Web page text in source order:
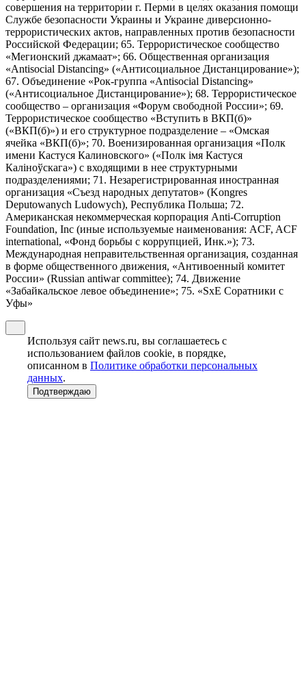
совершения на территории г. Перми в целях оказания помощи
Службе безопасности Украины и Украине диверсионно-
террористических актов, направленных против безопасности
Российской Федерации; 65. Террористическое сообщество
«Мегионский джамаат»; 66. Общественная организация
«Antisocial Distancing» («Антисоциальное Дистанцирование»);
67. Объединение «Рок-группа «Antisocial Distancing»
(«Антисоциальное Дистанцирование»); 68. Террористическое
сообщество – организация «Форум свободной России»; 69.
Террористическое сообщество «Вступить в ВКП(б)»
(«ВКП(б)») и его структурное подразделение – «Омская
ячейка «ВКП(б)»; 70. Военизированная организация «Полк
имени Кастуся Калиновского» («Полк iмя Кастуся
Калiноўскага») с входящими в нее структурными
подразделениями; 71. Незарегистрированная иностранная
организация «Съезд народных депутатов» (Kongres
Deputowanych Ludowych), Республика Польша; 72.
Американская некоммерческая корпорация Anti-Corruption
Foundation, Inc (иные используемые наименования: ACF, ACF
international, «Фонд борьбы с коррупцией, Инк.»); 73.
Международная неправительственная организация, созданная
в форме общественного движения, «Антивоенный комитет
России» (Russian antiwar committee); 74. Движение
«Забайкальское левое объединение»; 75. «SxE Соратники с
Уфы»
Используя сайт news.ru, вы соглашаетесь с
использованием файлов cookie, в порядке,
описанном в Политике обработки персональных
данных.
Подтверждаю